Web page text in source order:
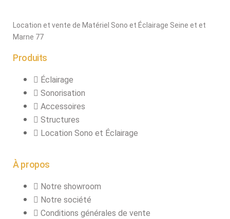
étincelles froide
fumée-geyser
ÉCLAIRAGE
Éclairage
Projecteurs LED
Accessoires
Contrôle DMX
Machines à effets
Liquides
Location et vente de Matériel Sono et Éclairage Seine et et
Marne 77
Produits
Éclairage
Sonorisation
Accessoires
Structures
Location Sono et Éclairage
À propos
Notre showroom
Notre société
Conditions générales de vente